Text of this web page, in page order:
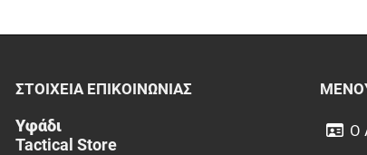
ΣΤΟΙΧΕΊΑ EΠΙΚΟΙΝΩΝΊΑΣ
Υφάδι
Tactical Store
Ο